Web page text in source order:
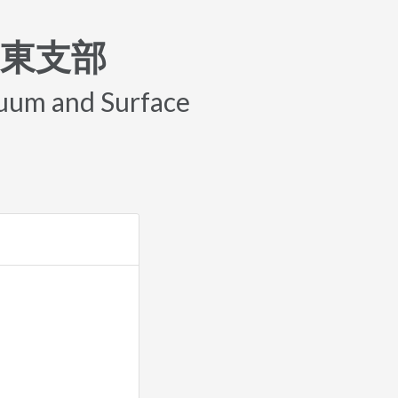
支部
and Surface